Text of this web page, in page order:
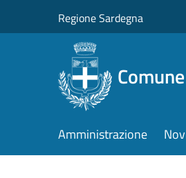
Regione Sardegna
Amministrazione